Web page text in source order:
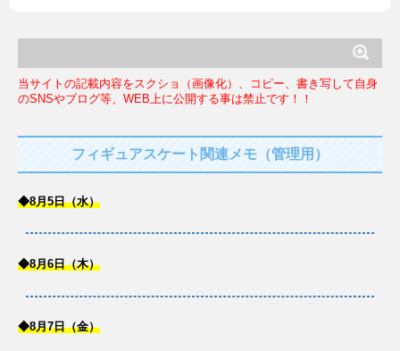
当サイトの記載内容をスクショ（画像化）、コピー、書き写して自身
のSNSやブログ等、WEB上に公開する事は禁止です！！
フィギュアスケート関連メモ（管理用）
◆8月5日（水）
◆8月6日（木）
◆8月7日（金）